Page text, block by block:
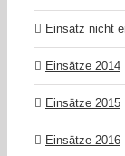
Einsatz nicht
Einsätze 2014
Einsätze 2015
Einsätze 2016